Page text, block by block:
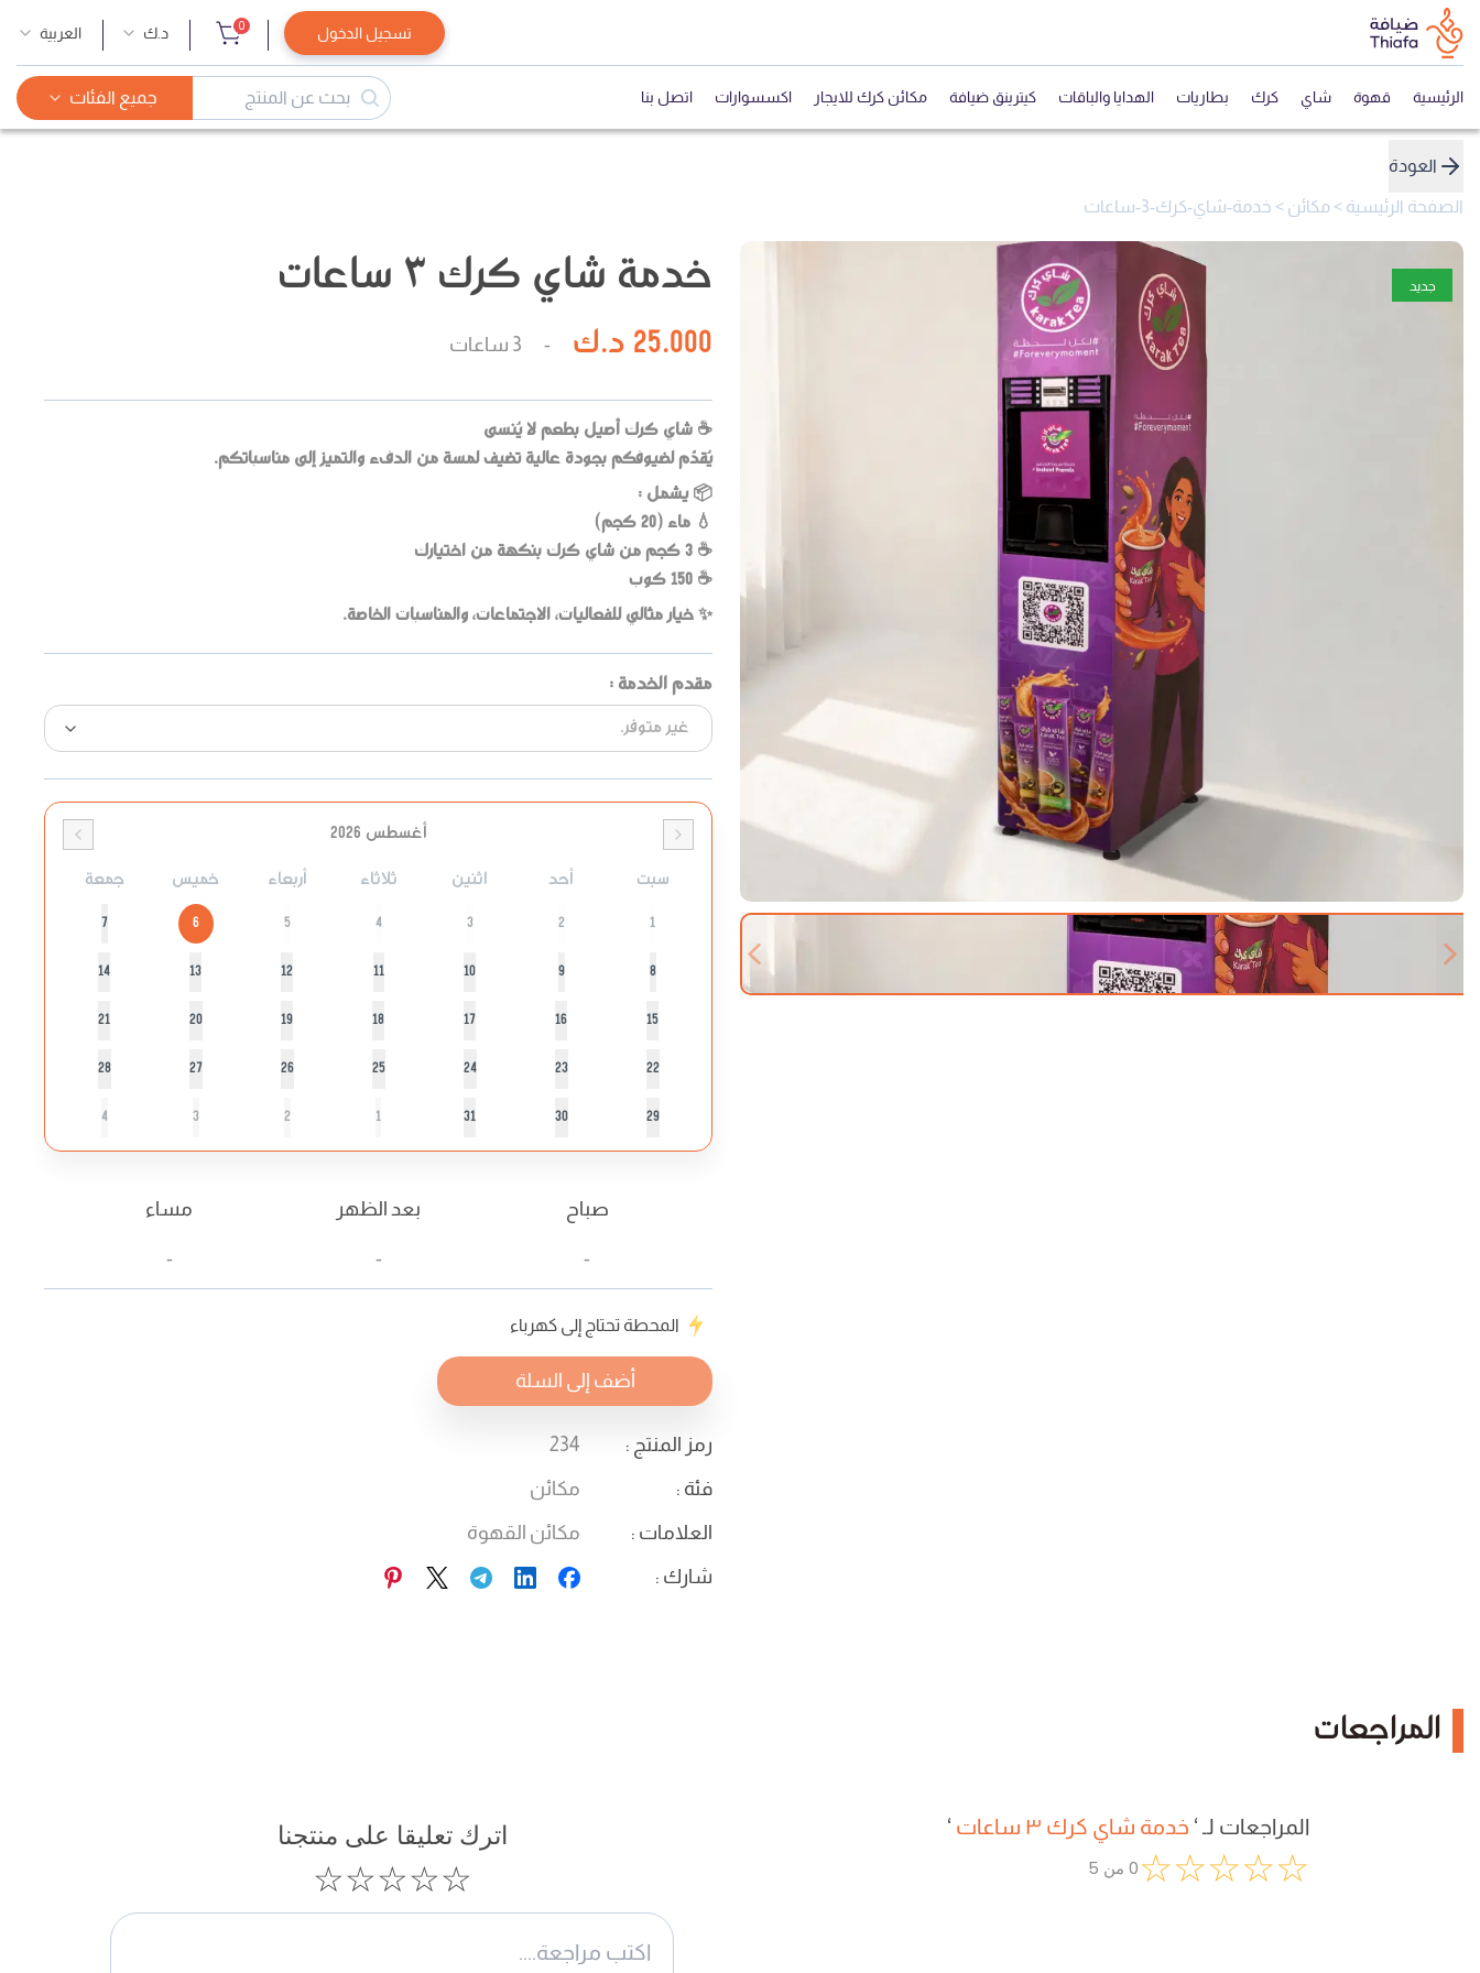
تسجيل الدخول 0 د.ك العربية
الرئيسية قهوة شاي كرك بطاريات الهدايا والباقات كيترينق ضيافة مكائن كرك للايجار اكسسوارات اتصل بنا جميع الفئات
العودة
الصفحة الرئيسية > مكائن > خدمة-شاي-كرك-3-ساعات
جديد
Previous slide Next slide
خدمة شاي كرك ٣ ساعات
25.000 د.ك -
3 ساعات
☕ شاي كرك أصيل بطعم لا يُنسى
يُقدَّم لضيوفكم بجودة عالية تضيف لمسة من الدفء والتميز إلى مناسباتكم.
📦 يشمل :
💧 ماء (20 كجم)
☕ 3 كجم من شاي كرك بنكهة من اختيارك
☕ 150 كوب
✨ خيار مثالي للفعاليات، الاجتماعات، والمناسبات الخاصة.
مقدم الخدمة :
أغسطس 2026
سبت
أحد اثنين ثلاثاء أربعاء خميس جمعة
1
2
3
4
5
6
7
8
9
10
11
12
13
14
15
16
17
18
19
20
21
22
23
24
25
26
27
28
29
30
31
1
2
3
4
صباح
-
بعد الظهر
-
مساء
-
المحطة تحتاج إلى كهرباء
أضف إلى السلة
رمز المنتج :
234
فئة :
مكائن
العلامات :
مكائن القهوة
شارك :
المراجعات
المراجعات لـ ‘ خدمة شاي كرك ٣ ساعات ‘
☆
☆
☆
☆
☆
0 من
اترك تعليقا على منتجنا
☆
☆
☆
☆
☆